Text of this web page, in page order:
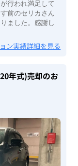
行われ満足して
前のセリカさん
ました。感謝し
ン実績詳細を見る
年式)売却のお